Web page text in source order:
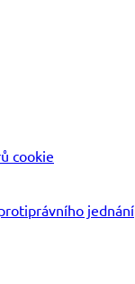
cookie
jednání